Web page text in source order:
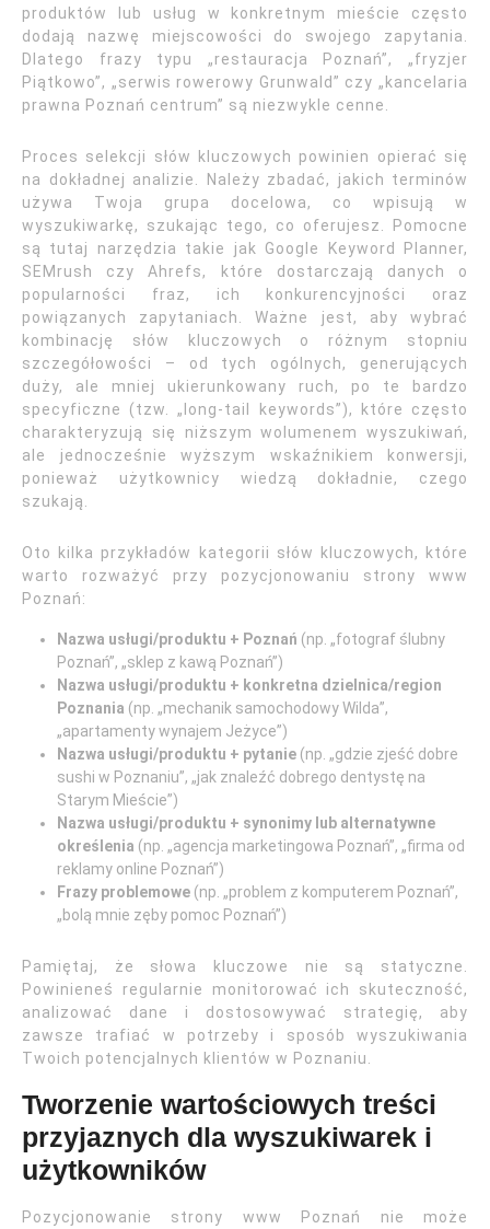
produktów lub usług w konkretnym mieście często
dodają nazwę miejscowości do swojego zapytania.
Dlatego frazy typu „restauracja Poznań”, „fryzjer
Piątkowo”, „serwis rowerowy Grunwald” czy „kancelaria
prawna Poznań centrum” są niezwykle cenne.
Proces selekcji słów kluczowych powinien opierać się
na dokładnej analizie. Należy zbadać, jakich terminów
używa Twoja grupa docelowa, co wpisują w
wyszukiwarkę, szukając tego, co oferujesz. Pomocne
są tutaj narzędzia takie jak Google Keyword Planner,
SEMrush czy Ahrefs, które dostarczają danych o
popularności fraz, ich konkurencyjności oraz
powiązanych zapytaniach. Ważne jest, aby wybrać
kombinację słów kluczowych o różnym stopniu
szczegółowości – od tych ogólnych, generujących
duży, ale mniej ukierunkowany ruch, po te bardzo
specyficzne (tzw. „long-tail keywords”), które często
charakteryzują się niższym wolumenem wyszukiwań,
ale jednocześnie wyższym wskaźnikiem konwersji,
ponieważ użytkownicy wiedzą dokładnie, czego
szukają.
Oto kilka przykładów kategorii słów kluczowych, które
warto rozważyć przy pozycjonowaniu strony www
Poznań:
Nazwa usługi/produktu + Poznań (np. „fotograf ślubny
Poznań”, „sklep z kawą Poznań”)
Nazwa usługi/produktu + konkretna dzielnica/region
Poznania (np. „mechanik samochodowy Wilda”,
„apartamenty wynajem Jeżyce”)
Nazwa usługi/produktu + pytanie (np. „gdzie zjeść dobre
sushi w Poznaniu”, „jak znaleźć dobrego dentystę na
Starym Mieście”)
Nazwa usługi/produktu + synonimy lub alternatywne
określenia (np. „agencja marketingowa Poznań”, „firma od
reklamy online Poznań”)
Frazy problemowe (np. „problem z komputerem Poznań”,
„bolą mnie zęby pomoc Poznań”)
Pamiętaj, że słowa kluczowe nie są statyczne.
Powinieneś regularnie monitorować ich skuteczność,
analizować dane i dostosowywać strategię, aby
zawsze trafiać w potrzeby i sposób wyszukiwania
Twoich potencjalnych klientów w Poznaniu.
Tworzenie wartościowych treści
przyjaznych dla wyszukiwarek i
użytkowników
Pozycjonowanie strony www Poznań nie może